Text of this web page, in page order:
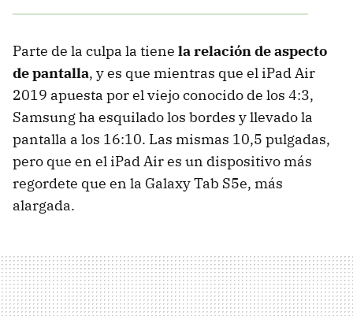
Parte de la culpa la tiene la relación de aspecto
de pantalla, y es que mientras que el iPad Air
2019 apuesta por el viejo conocido de los 4:3,
Samsung ha esquilado los bordes y llevado la
pantalla a los 16:10. Las mismas 10,5 pulgadas,
pero que en el iPad Air es un dispositivo más
regordete que en la Galaxy Tab S5e, más
alargada.